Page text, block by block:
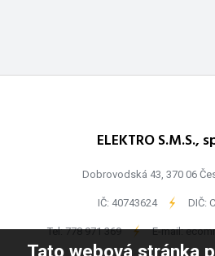
Tato webová stránka
ELEKTRO S.M.S.,
Dobrovodská 43, 370 06
IČ: 40743624 - DIČ:
Tel:778 971 369 - E-mail: